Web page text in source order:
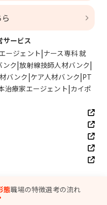
態職場の特徴選考の流れ
サービス
ージェント ナース専科 就
ンク 放射線技師人材バンク
バンク ケア人材バンク PT
治療家エージェント カイポ